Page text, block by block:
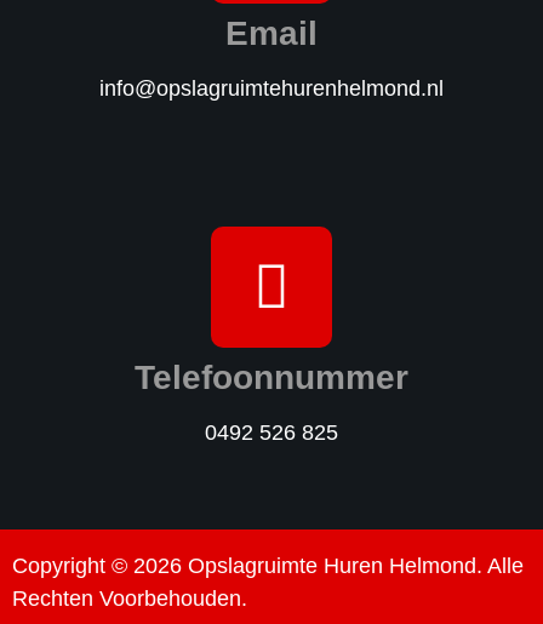
Email
info@opslagruimtehurenhelmond.nl
Telefoonnummer
0492 526 825
Copyright © 2026 Opslagruimte Huren Helmond. Alle
Rechten Voorbehouden.